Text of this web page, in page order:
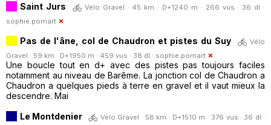
Saint Jurs
Vélo Gravel · 45 km · D+1240 m · 266 vus · 36 dl ·
sophie.pomart
Pas de l'âne, col de Chaudron et pistes du Suy
Vélo
Gravel · 59 km · D+1950 m · 459 vus · 38 dl · sophie.pomart
Une boucle tout en d+ avec des pistes pas toujours faciles
notamment au niveau de Barême. La jonction col de Chaudron a
Chaudron a quelques pieds à terre en gravel et il vaut mieux la
descendre. Mai
Le Montdenier
Vélo Gravel · 58 km · D+1510 m · 376 vus · 36 dl ·